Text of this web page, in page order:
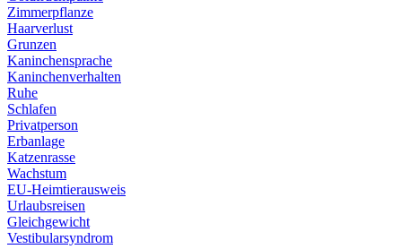
Zimmerpflanze
Haarverlust
Grunzen
Kaninchensprache
Kaninchenverhalten
Ruhe
Schlafen
Privatperson
Erbanlage
Katzenrasse
Wachstum
EU-Heimtierausweis
Urlaubsreisen
Gleichgewicht
Vestibularsyndrom